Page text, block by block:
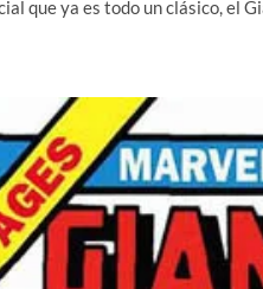
que ya es todo un clásico, el